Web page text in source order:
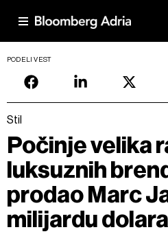
PODELI VEST
Stil
Počinje velika
luksuznih
prodao Marc
milijardu dolara